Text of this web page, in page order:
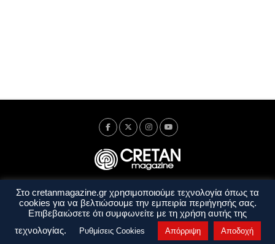
Ταυτότητα Πολιτική Απορρήτου
Όροι Χρήσης
Όροι και Προϋποθέσεις
Στο cretanmagazine.gr χρησιμοποιούμε τεχνολογία όπως τα
cookies για να βελτιώσουμε την εμπειρία περιήγησής σας.
Επιβεβαιώσετε ότι συμφωνείτε με τη χρήση αυτής της
τεχνολογίας.
Ρυθμίσεις Cookies Απόρριψη Αποδοχή